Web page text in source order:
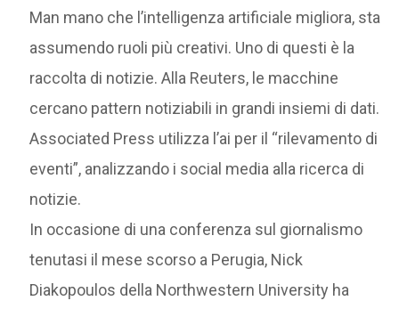
Man mano che l’intelligenza artificiale migliora, sta
assumendo ruoli più creativi. Uno di questi è la
raccolta di notizie. Alla Reuters, le macchine
cercano pattern notiziabili in grandi insiemi di dati.
Associated Press utilizza l’ai per il “rilevamento di
eventi”, analizzando i social media alla ricerca di
notizie.
In occasione di una conferenza sul giornalismo
tenutasi il mese scorso a Perugia, Nick
Diakopoulos della Northwestern University ha